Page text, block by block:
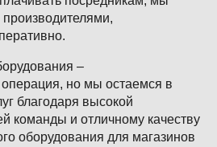
–
операция, но мы остаемся в
благодаря высокой
команды и отличному качеству
оборудования для магазинов